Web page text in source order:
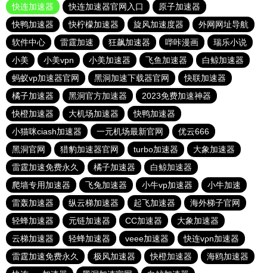
快连加速器
快连加速器官网入口
原子加速器
快鸭加速器
快柠檬加速器 旋风加速度器
外网网址导航
软件中心
雷霆加速 狂飙加速器 哔咔漫画
瑞乐小说
小美
小美vpn 小美加速器 飞鱼加速器
白鲸加速器
蚂蚁vp加速器官网
黑洞加速下载器官网
快联加速器
橘子加速器
黑洞官方加速器
2023免费加速神器
快橙加速器
大机场加速器
快鸭加速器
小猫咪ciash加速器
一元机场最新官网
优云666
黑洞官网
猎豹加速器官网 turbo加速器
大象加速器
雷霆加速免费永久
橘子加速器
白鲸加速器
爬墙专用加速器
飞兔加速器 小牛vp加速器
小牛加速
雷轰加速器
纵云梯加速器 起飞加速器
海外梯子官网
轻蜂加速器
元链加速器 CC加速器
大象加速器
云梯加速器
轻蜂加速器 veee加速器
快连vρn加速器
雷霆加速免费永久
极风加速器 快橙加速器
海鸥加速器